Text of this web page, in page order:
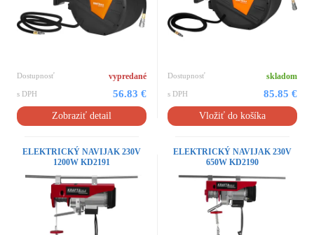
Dostupnosť vypredané
s DPH 56.83 €
Zobraziť detail
Dostupnosť skladom
s DPH 85.85 €
Vložiť do košíka
ELEKTRICKÝ NAVIJAK 230V
1200W KD2191
ELEKTRICKÝ NAVIJAK 230V
650W KD2190